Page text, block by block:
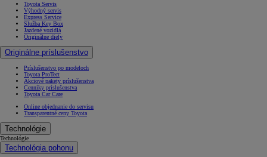
Toyota Servis
Výhodný servis
Express Service
Služba Key Box
Jazdené vozidlá
Originálne diely
Originálne príslušenstvo
Príslušenstvo po modeloch
Toyota ProTect
Akciové pakety príslušenstva
Cenníky príslušenstva
Toyota Car Care
Online objednanie do servisu
Transparentné ceny Toyota
Technológie
Technológie
Technológia pohonu